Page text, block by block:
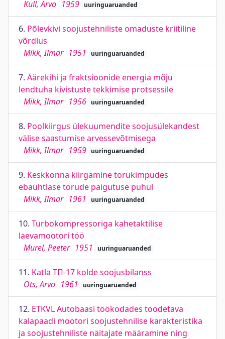
Kull, Arvo 1959 uuringuaruanded
6. Põlevkivi soojustehniliste omaduste kriitiline
võrdlus
Mikk, Ilmar 1951 uuringuaruanded
7. Äärekihi ja fraktsioonide energia mõju
lendtuha kivistuste tekkimise protsessile
Mikk, Ilmar 1956 uuringuaruanded
8. Poolkiirgus ülekuumendite soojusülekandest
välise saastumise arvessevõtmisega
Mikk, Ilmar 1959 uuringuaruanded
9. Keskkonna kiirgamine torukimpudes
ebaühtlase torude paigutuse puhul
Mikk, Ilmar 1961 uuringuaruanded
10. Turbokompressoriga kahetaktilise
laevamootori töö
Murel, Peeter 1951 uuringuaruanded
11. Katla ТП-17 kolde soojusbilanss
Ots, Arvo 1961 uuringuaruanded
12. ETKVL Autobaasi töökodades toodetava
kalapaadi mootori soojustehnilise karakteristika
ja soojustehniliste näitajate määramine ning